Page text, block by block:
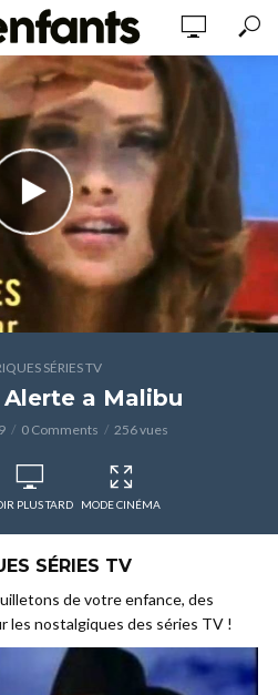
SÉRIES TV
a Malibu
0 Comments 256 vues
PLUS TARD MODE CINÉMA
SÉRIES TV
de votre enfance, des
les nostalgiques des séries TV !